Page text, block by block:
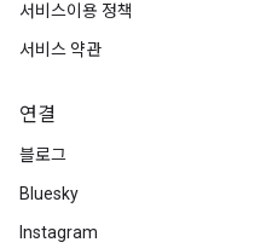
서비스이용 정책
서비스 약관
연결
블로그
Bluesky
Instagram